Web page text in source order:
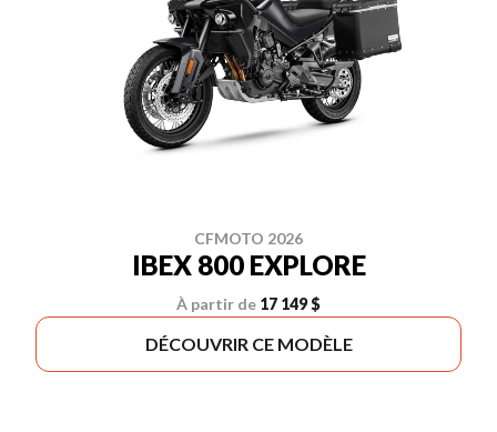
CFMOTO 2026
IBEX 800 EXPLORE
À partir de 17 149 $
DÉCOUVRIR CE MODÈLE